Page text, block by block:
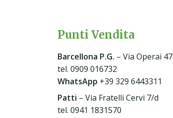
Punti Vendita
Barcellona P.G. – Via Operai 47
tel. 0909 016732
WhatsApp +39 329 6443311
Patti – Via Fratelli Cervi 7/d
tel. 0941 1831570